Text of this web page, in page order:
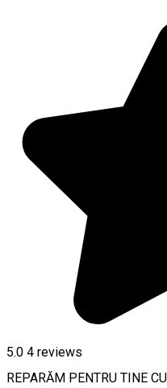
5.0 4 reviews
REPARĂM PENTRU TINE